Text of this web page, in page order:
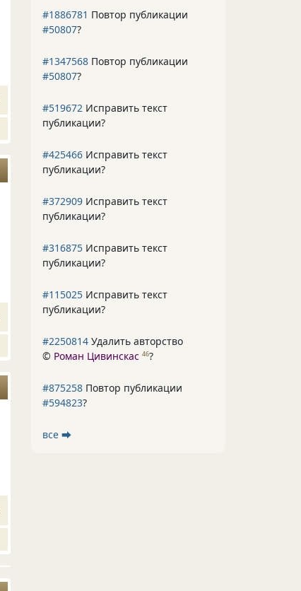
#1886781 Повтор публикации
#50807?
#1347568 Повтор публикации
#50807?
#519672 Исправить текст
публикации?
#425466 Исправить текст
публикации?
#372909 Исправить текст
публикации?
#316875 Исправить текст
публикации?
#115025 Исправить текст
публикации?
#2250814 Удалить авторство
© Роман Цивинскас 46?
#875258 Повтор публикации
#594823?
все ⮕